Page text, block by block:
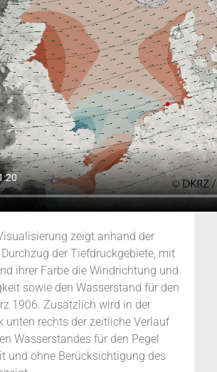
zeigt anhand der
Durchzug der Tiefdruckgebiete, mit
ihrer Farbe die Windrichtung und
sowie den Wasserstand für den
1906. Zusätzlich wird in der
unten rechts der zeitliche Verlauf
Wasserstandes für den Pegel
und ohne Berücksichtigung des